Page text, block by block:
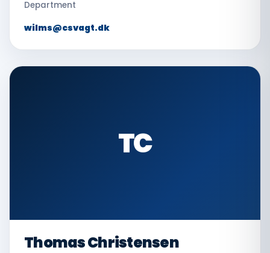
Department
wilms@csvagt.dk
TC
Thomas Christensen